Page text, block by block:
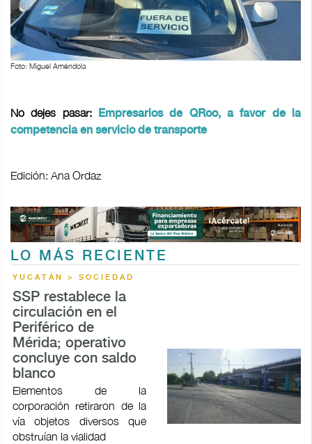
Foto: Miguel Améndola
No dejes pasar:
Empresarios de QRoo, a favor de la
competencia en servicio de transporte
Edición: Ana Ordaz
LO MÁS RECIENTE
YUCATÁN > SOCIEDAD
SSP restablece la
circulación en el
Periférico de
Mérida; operativo
concluye con saldo
blanco
Elementos de la
corporación retiraron de la
vía objetos diversos que
obstruían la vialidad